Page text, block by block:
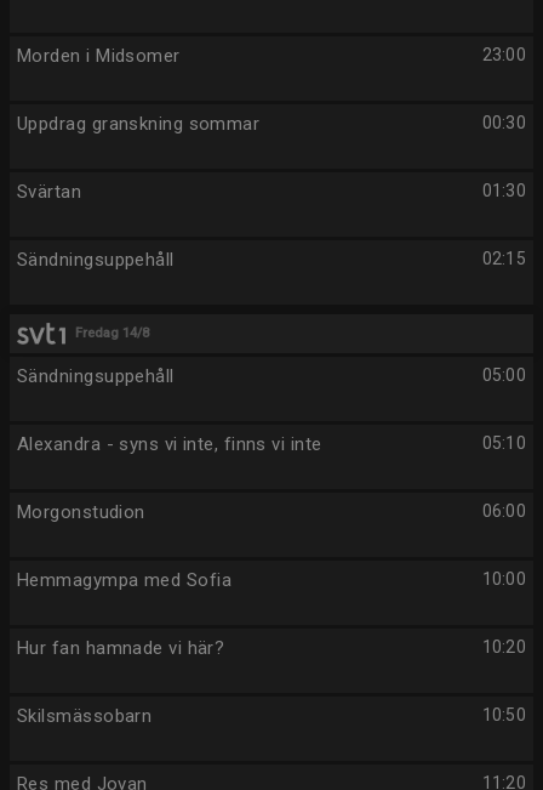
23:00
Morden i Midsomer
00:30
Uppdrag granskning sommar
01:30
Svärtan
02:15
Sändningsuppehåll
Fredag 14/8
05:00
Sändningsuppehåll
05:10
Alexandra - syns vi inte, finns vi inte
06:00
Morgonstudion
10:00
Hemmagympa med Sofia
10:20
Hur fan hamnade vi här?
10:50
Skilsmässobarn
11:20
Res med Jovan